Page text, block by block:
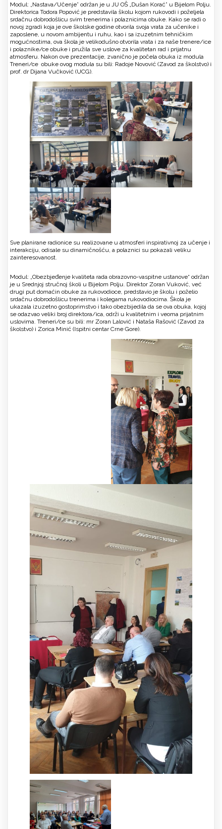
Modul: „Nastava/Učenje” održan je u JU OŠ „Dušan Korać” u Bijelom Polju.
Direktorica Todora Popović je predstavila školu kojom rukovodi i poželjela
srdačnu dobrodošlicu svim trenerima i polaznicima obuke. Kako se radi o
novoj zgradi koja je ove školske godine otvorila svoja vrata za učenike i
zaposlene, u novom ambijentu i ruhu, kao i sa izuzetnim tehničkim
mogućnostima, ova škola je velikodušno otvorila vrata i za naše trenere/ice
i polaznike/ce obuke i pružila sve uslove za kvalitetan rad i prijatnu
atmosferu. Nakon ove prezentacije, zvanično je počela obuka iz modula
Treneri/ce obuke ovog modula su bili: Radoje Novović (Zavod za školstvo) i
prof. dr Dijana Vučković (UCG).
Sve planirane radionice su realizovane u atmosferi inspirativnoj za učenje i
interakciju, odisale su dinamičnošću, a polaznici su pokazali veliku
zainteresovanost.
Modul: „Obezbjeđenje kvaliteta rada obrazovno-vaspitne ustanove“ održan
je u Srednjoj stručnoj školi u Bijelom Polju. Direktor Zoran Vuković, već
drugi put domaćin obuke za rukovodioce, predstavio je školu i poželio
srdačnu dobrodošlicu trenerima i kolegama rukovodiocima. Škola je
ukazala izuzetno gostoprimstvo i tako obezbijedila da se ova obuka, kojoj
se odazvao veliki broj direktora/ica, održi u kvalitetnim i veoma prijatnim
uslovima. Treneri/ce su bili: mr Zoran Lalović i Nataša Rašović (Zavod za
školstvo) i Zorica Minić (Ispitni centar Crne Gore).